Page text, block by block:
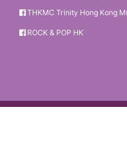
THKMC Trinity Hong Kong
ROCK & POP HK